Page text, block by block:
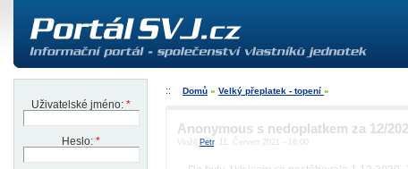
Uživatelské jméno: *
Heslo: *
Domů » Velký přeplatek - topení »
Anonymous s nedoplatkem za 12/
Vložil Petr, 11. Červen 2021 - 16:00